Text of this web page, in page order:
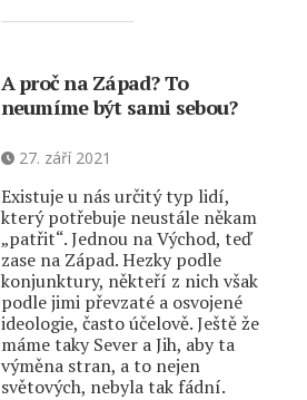
A proč na Západ? To
neumíme být sami sebou?
27. září 2021
Existuje u nás určitý typ lidí,
který potřebuje neustále někam
„patřit“. Jednou na Východ, teď
zase na Západ. Hezky podle
konjunktury, někteří z nich však
podle jimi převzaté a osvojené
ideologie, často účelově. Ještě že
máme taky Sever a Jih, aby ta
výměna stran, a to nejen
světových, nebyla tak fádní.